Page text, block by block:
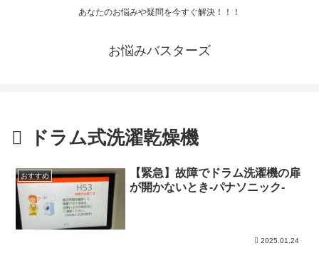
あなたのお悩みや疑問を今すぐ解決！！！
お悩みバスターズ
ドラム式洗濯乾燥機
おすすめ
【緊急】故障でドラム洗濯機の扉
が開かないとき-パナソニック-
2025.01.24